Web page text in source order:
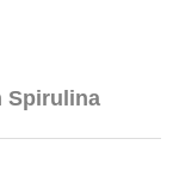
Spirulina